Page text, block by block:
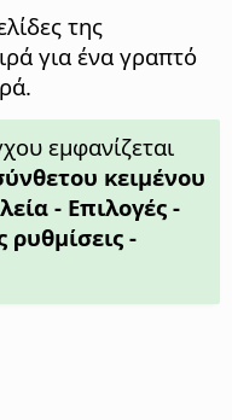
της
για ένα γραπτό
εμφανίζεται
κειμένου
- Επιλογές-
ρυθμίσεις -